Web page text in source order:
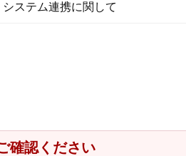
システム連携に関して
確認ください